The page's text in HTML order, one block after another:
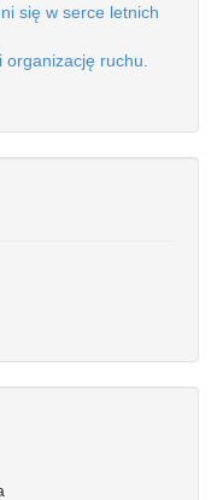
się w serce letnich
ruchu.